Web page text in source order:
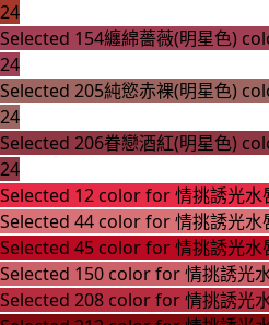
24
Selected 154纏綿薔薇(明星色)
24
Selected 205純慾赤裸(明星色)
24
Selected 206眷戀酒紅(明星色)
24
Selected 12 color for 情挑誘光水
Selected 44 color for 情挑誘光水
Selected 45 color for 情挑誘光水
Selected 150 color for 情挑誘光
Selected 208 color for 情挑誘光